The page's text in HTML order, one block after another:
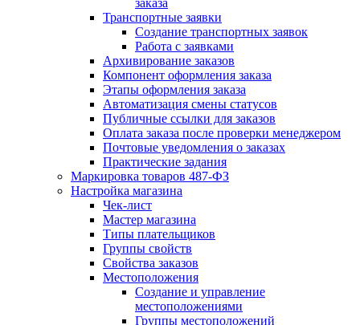
заказа
Транспортные заявки
Создание транспортных заявок
Работа с заявками
Архивирование заказов
Компонент оформления заказа
Этапы оформления заказа
Автоматизация смены статусов
Публичные ссылки для заказов
Оплата заказа после проверки менеджером
Почтовые уведомления о заказах
Практические задания
Маркировка товаров 487-ФЗ
Настройка магазина
Чек-лист
Мастер магазина
Типы плательщиков
Группы свойств
Свойства заказов
Местоположения
Создание и управление
местоположениями
Группы местоположений